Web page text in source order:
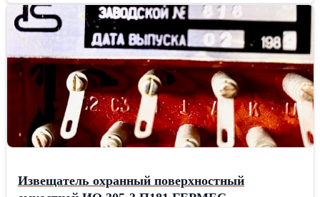
Вес 220 г Крепление объектива C Угол обзора
(широкоугольный), 1/3" 35,5x26,6 Угол обзора (телеобъектив),
1/3" 3,7x2,8 Угол обзора (широкоугольный), 1/2" 46,2x35,5 Угол
обзора (телеобъектив), 1/2" 4,9x3,7 Управление фокусом
сигналом пост. тока (DC), 4-контактный Управление диафрагмой
ручное Управление трансфокацией ручное
Извещатель охранный поверхностный